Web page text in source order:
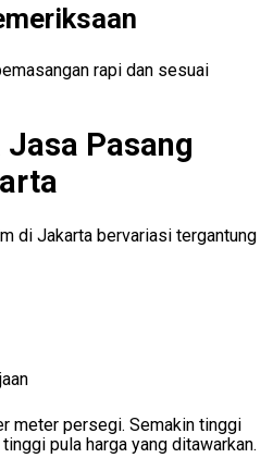
rapi dan sesuai
Pasang
di Jakarta bervariasi tergantung
meter persegi. Semakin tinggi
pula harga yang ditawarkan.